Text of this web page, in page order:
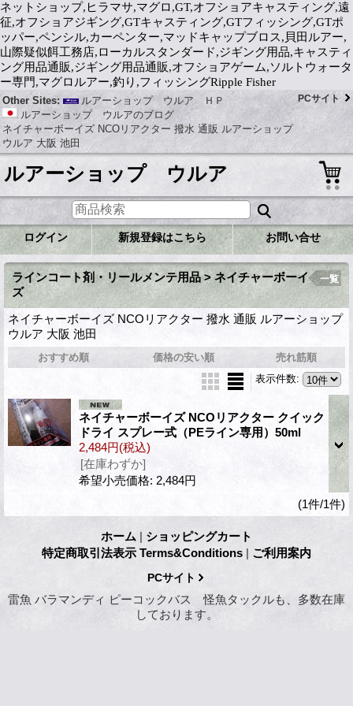
ネットショップ,ヒラマサ,マグロ,GT,オフショアキャスティング,遠
征,オフショアジギング,GTキャスティング,GTフィッシング,GTポ
ッパー,ペンシル,カーペンター,マッドキャップブロス,貝田ルアー,
山際疑似餌工務店,ローカルスタンダード,ジギング用品,キャスティ
ング用品通販,ジギング用品通販,オフショアゲーム,ソルトウォータ
ー専門,マグロルアー,釣り,フィッシングRipple Fisher
Other Sites:
ルアーショップ ウルア ＨＰ
ルアーショップ ウルアのブログ
ネイチャーボーイズ NCOリアクター 撥水 通販 ルアーショップ
ウルア 大阪 池田
PCサイト
ルアーショップ ウルア
ログイン 新規登録はこちら お問い合せ
ラインコート剤・リールメンテ用品 > ネイチャーボーイ
ズ
ネイチャーボーイズ NCOリアクター 撥水 通販 ルアーショップ
ウルア 大阪 池田
一覧
おすすめ順 価格の安い順
売れ筋順
表示件数:
ネイチャーボーイズ NCOリアクター クイック
ドライ スプレー式（PEライン専用）50ml
2,484円(税込)
[在庫わずか]
希望小売価格: 2,484円
(1件/1件)
ホーム | ショッピングカート
特定商取引法表示 Terms&Conditions | ご利用案内
PCサイト
雷魚 バラマンディ ピーコックバス 怪魚タックルも、多数在庫
しております。